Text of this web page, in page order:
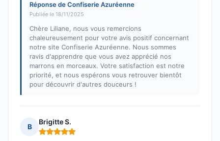
Réponse de Confiserie Azuréenne
Publiée le 18/11/2025
Chère Liliane, nous vous remercions
chaleureusement pour votre avis positif concernant
notre site Confiserie Azuréenne. Nous sommes
ravis d'apprendre que vous avez apprécié nos
marrons en morceaux. Votre satisfaction est notre
priorité, et nous espérons vous retrouver bientôt
pour découvrir d'autres douceurs !
B
Brigitte S.
Note : 5 sur 5